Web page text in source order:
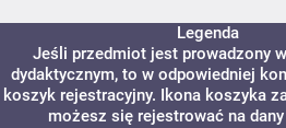
Legenda
Jeśli przedmiot jest prowadzony
dydaktycznym, to w odpowiedniej
koszyk rejestracyjny. Ikona koszyka
możesz się rejestrować na